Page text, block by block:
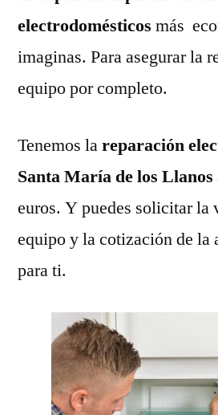
electrodomésticos más
imaginas. Para asegurar la
equipo por completo.
Tenemos lareparación
Santa María de los Llanos
euros. Y puedes solicitar la
equipo y la cotización de la
para ti.